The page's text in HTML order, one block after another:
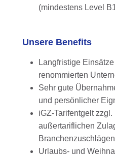
(mindestens Level
Unsere Benefits
Langfristige
renommierten
Sehr gute
und persönlicher
iGZ-Tarifentgelt
außertariflichen
Branchenzuschlägen
Urlaubs- und